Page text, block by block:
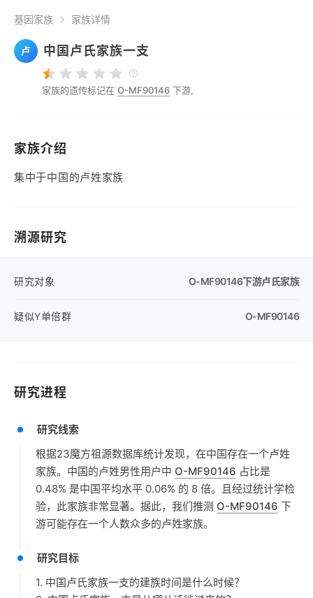
基因家族 家族详情
卢 中国卢氏家族一支
家族的遗传标记在 O-MF90146 下游,
家族介绍
集中于中国的卢姓家族
溯源研究
研究对象 O-MF90146下游卢氏家族
疑似Y单倍群 O-MF90146
研究进程
研究线索
根据23魔方祖源数据库统计发现，在中国存在一个卢姓
家族。中国的卢姓男性用户中 O-MF90146 占比是
0.48% 是中国平均水平 0.06% 的 8 倍。且经过统计学检
验，此家族非常显著。据此，我们推测 O-MF90146 下
游可能存在一个人数众多的卢姓家族。
研究目标
1. 中国卢氏家族一支的建族时间是什么时候？